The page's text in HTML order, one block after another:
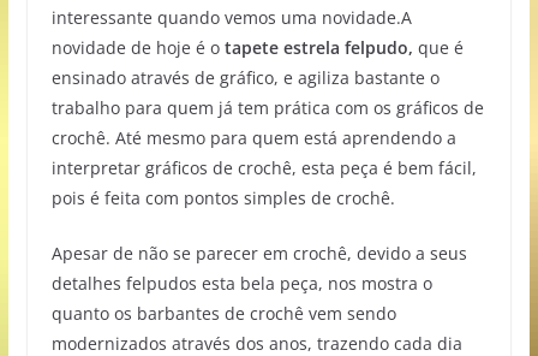
interessante quando vemos uma novidade.A
novidade de hoje é o tapete estrela felpudo, que é
ensinado através de gráfico, e agiliza bastante o
trabalho para quem já tem prática com os gráficos de
crochê. Até mesmo para quem está aprendendo a
interpretar gráficos de crochê, esta peça é bem fácil,
pois é feita com pontos simples de crochê.
Apesar de não se parecer em crochê, devido a seus
detalhes felpudos esta bela peça, nos mostra o
quanto os barbantes de crochê vem sendo
modernizados através dos anos, trazendo cada dia